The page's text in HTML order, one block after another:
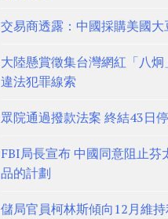
交易商透露：中國採購美國
大陸懸賞徵集台灣網紅「八炯
違法犯罪線索
眾院通過撥款法案 終結43日
FBI局長宣布 中國同意阻止芬
品的計劃
儲局官員柯林斯傾向12月維